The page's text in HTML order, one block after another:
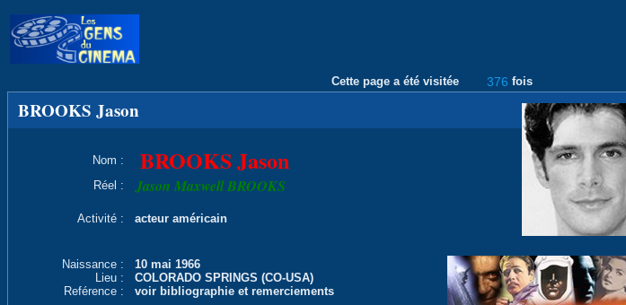
Cette page a été visitée 376 fois
BROOKS Jason
Nom : BROOKS Jason
Réel : Jason Maxwell BROOKS
Activité : acteur américain
Naissance :
10 mai 1966
Lieu :
COLORADO SPRINGS (CO-USA)
Reférence :
voir bibliographie et remerciements